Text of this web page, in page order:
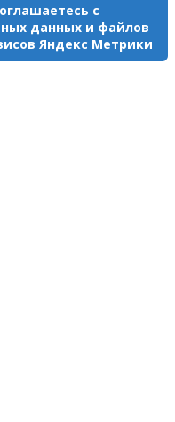
с
данных и файлов
Яндекс Метрики